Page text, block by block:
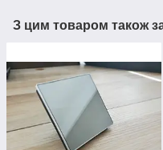
З цим товаром також